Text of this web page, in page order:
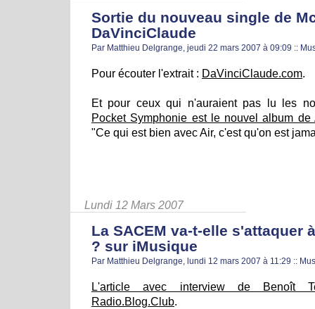
Sortie du nouveau single de
DaVinciClaude
Par Matthieu Delgrange, jeudi 22 mars 2007 à 09:09 ::
Pour écouter l'extrait : DaVinciClaude.com.
Et pour ceux qui n'auraient pas lu les
Pocket Symphonie est le nouvel album de
"Ce qui est bien avec Air, c'est qu'on est
Lundi 12 Mars 2007
La SACEM va-t-elle s'attaquer
? sur iMusique
Par Matthieu Delgrange, lundi 12 mars 2007 à 11:29 ::
L'article avec interview de Benoît
Radio.Blog.Club.